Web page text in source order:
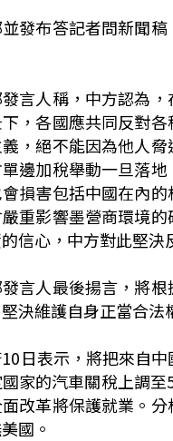
發布答記者問新聞
言人稱，中方認為
，各國應共同反對
，絕不能因為他人
邊加稅舉動一旦落
損害包括中國在內
重影響墨營商環境
信心，中方對此堅決
言人最後揚言，將
決維護自身正當合法
日表示，將把來自
家的汽車關稅上調
改革將保護就業。
國。